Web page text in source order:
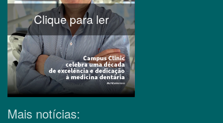
Clique para ler
Mais notícias: